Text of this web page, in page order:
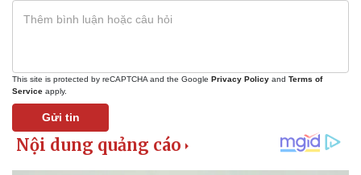
Lịch thi đấu bóng đá
Thế giới thể thao
eSports
Hậu trường
Xe máy
This site is protected by reCAPTCHA and the Google Privacy Policy and Terms of
Service apply.
Gửi tin